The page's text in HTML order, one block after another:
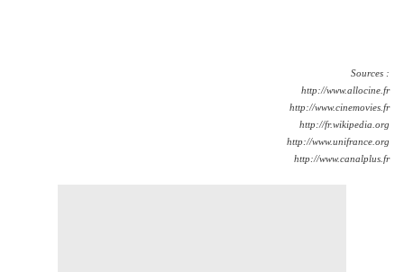
Sources :
http://www.allocine.fr
http://www.cinemovies.fr
http://fr.wikipedia.org
http://www.unifrance.org
http://www.canalplus.fr